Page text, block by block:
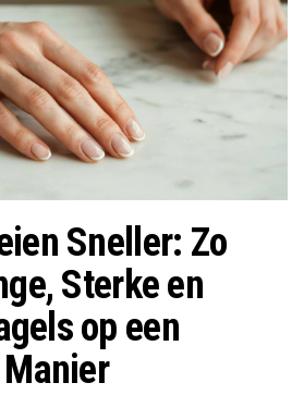
Sneller: Zo
Sterke en
op een